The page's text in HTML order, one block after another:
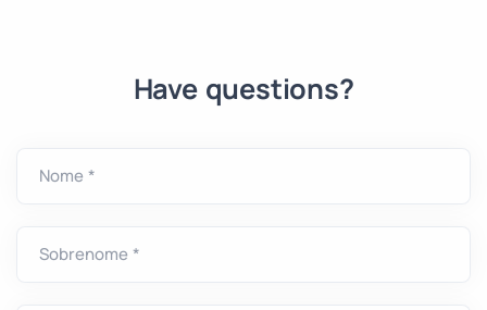
Have questions?
Nome *
Sobrenome *